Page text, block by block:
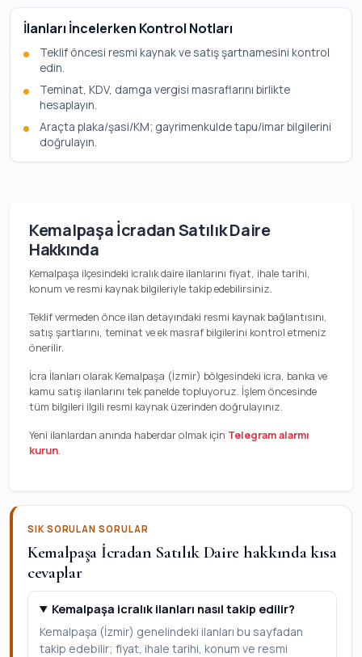
İlanları İncelerken Kontrol Notları
Teklif öncesi resmi kaynak ve satış şartnamesini kontrol
edin.
Teminat, KDV, damga vergisi masraflarını birlikte
hesaplayın.
Araçta plaka/şasi/KM; gayrimenkulde tapu/imar bilgilerini
doğrulayın.
Kemalpaşa İcradan Satılık Daire
Hakkında
Kemalpaşa ilçesindeki icralık daire ilanlarını fiyat, ihale tarihi,
konum ve resmi kaynak bilgileriyle takip edebilirsiniz.
Teklif vermeden önce ilan detayındaki resmi kaynak bağlantısını,
satış şartlarını, teminat ve ek masraf bilgilerini kontrol etmeniz
önerilir.
İcra İlanları olarak Kemalpaşa (İzmir) bölgesindeki icra, banka ve
kamu satış ilanlarını tek panelde topluyoruz. İşlem öncesinde
tüm bilgileri ilgili resmi kaynak üzerinden doğrulayınız.
Yeni ilanlardan anında haberdar olmak için Telegram alarmı
kurun.
SIK SORULAN SORULAR
Kemalpaşa İcradan Satılık Daire hakkında kısa
cevaplar
Kemalpaşa icralık ilanları nasıl takip edilir?
Kemalpaşa (İzmir) genelindeki ilanları bu sayfadan
takip edebilir; fiyat, ihale tarihi, konum ve resmi